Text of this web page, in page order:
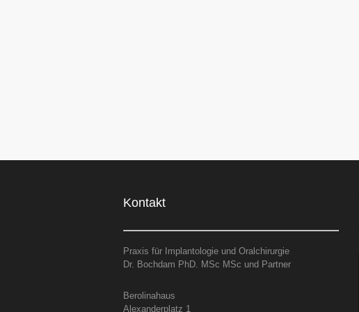
Kontakt
Praxis für Implantologie und Oralchirurgie
Dr. Bochdam PhD. MSc MSc und Partner
Berolinahaus
Alexanderplatz 1